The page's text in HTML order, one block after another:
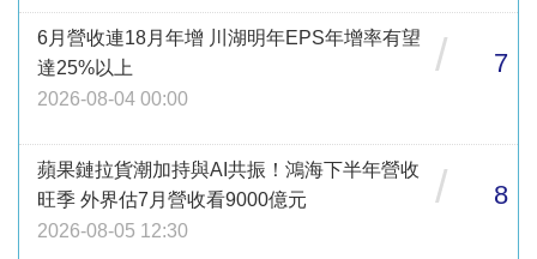
6月營收連18月年增 川湖明年EPS年增率有望
達25%以上
2026-08-04 00:00
/ 7
蘋果鏈拉貨潮加持與AI共振！鴻海下半年營收
旺季 外界估7月營收看9000億元
2026-08-05 12:30
/ 8